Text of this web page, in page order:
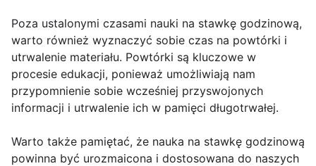
Poza ustalonymi czasami nauki na stawkę godzinową,
warto również wyznaczyć sobie czas na powtórki i
utrwalenie materiału. Powtórki są kluczowe w
procesie edukacji, ponieważ umożliwiają nam
przypomnienie sobie wcześniej przyswojonych
informacji i utrwalenie ich w pamięci długotrwałej.
Warto także pamiętać, że nauka na stawkę godzinową
powinna być urozmaicona i dostosowana do naszych